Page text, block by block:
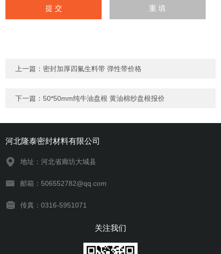
上一篇： 密封加厚四氟生料带 弹性带价格
下一篇： 50*50mm纯牛油盘根 黄油棉纱盘根报价
河北隆泰密封材料有限公司
地址：河北省廊坊大城县
邮箱：506552782@qq.com
传真：0316-5951071
关注我们